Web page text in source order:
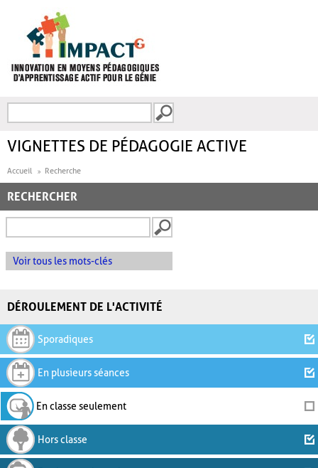
FORMULAIRE DE
VIGNETTES DE PÉDAGOGIE ACTIVE
Accueil Recherche
RECHERCHER
Voir tous les mots-clés
DÉROULEMENT DE L'ACTIVITÉ
Sporadiques
En plusieurs séances
En classe seulement
Hors classe